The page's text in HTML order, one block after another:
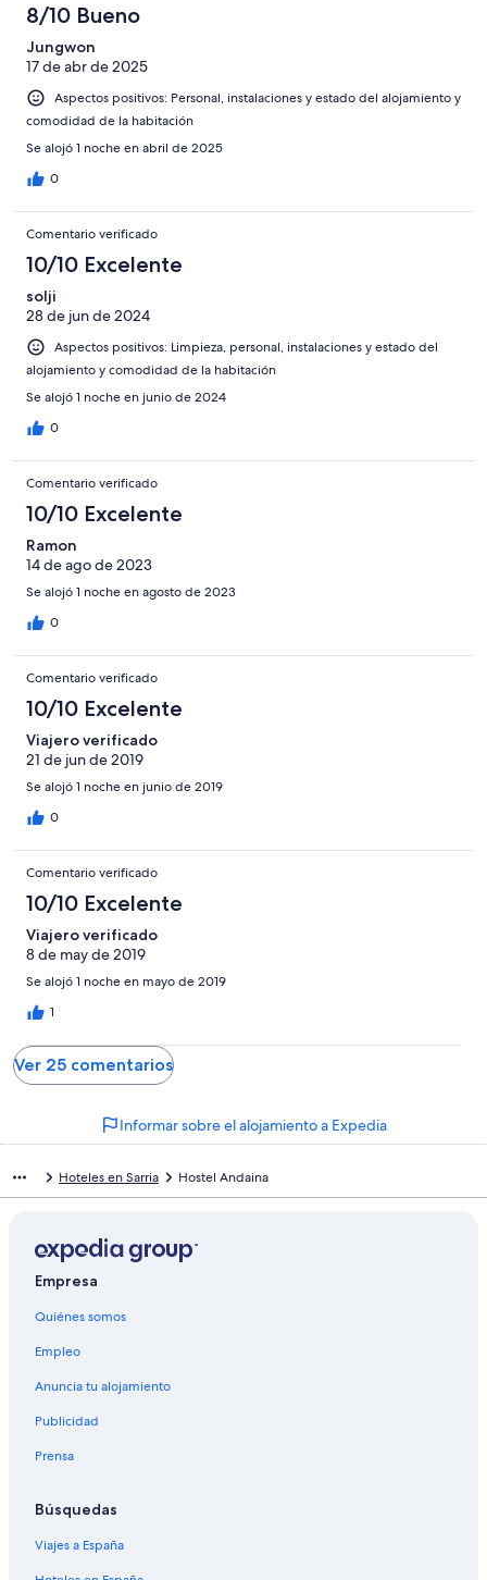
8/10 Bueno
Jungwon
17 de abr de 2025
Aspectos positivos: Personal, instalaciones y estado del alojamiento y
comodidad de la habitación
Se alojó 1 noche en abril de 2025
0
Comentario verificado
10/10 Excelente
solji
28 de jun de 2024
Aspectos positivos: Limpieza, personal, instalaciones y estado del
alojamiento y comodidad de la habitación
Se alojó 1 noche en junio de 2024
0
Comentario verificado
10/10 Excelente
Ramon
14 de ago de 2023
Se alojó 1 noche en agosto de 2023
0
Comentario verificado
10/10 Excelente
Viajero verificado
21 de jun de 2019
Se alojó 1 noche en junio de 2019
0
Comentario verificado
10/10 Excelente
Viajero verificado
8 de may de 2019
Se alojó 1 noche en mayo de 2019
1
Ver 25 comentarios
Informar sobre el alojamiento a Expedia
Hoteles en Sarria Hostel Andaina
Empresa
Quiénes somos
Empleo
Anuncia tu alojamiento
Publicidad
Prensa
Búsquedas
Viajes a España